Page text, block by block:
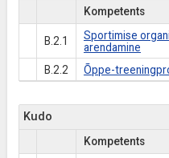
Kompetents
B.2.1
Sportimise
arendamine
B.2.2 Õppe-
Kudo
Kompetents